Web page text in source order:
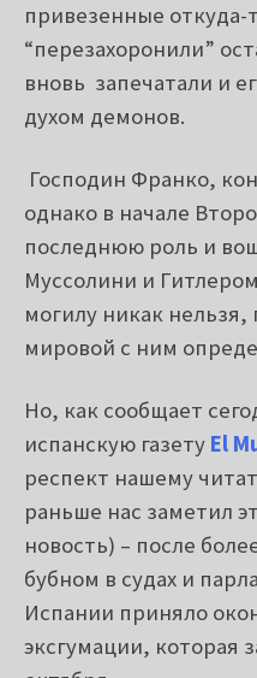
привезенные откуда-
“перезахоронили”
вновь запечатали и
духом демонов.
Господин Франко,
однако в начале
последнюю роль и
Муссолини и
могилу никак нельзя,
мировой с ним
Но, как сообщает
испанскую газету El
респект нашему
раньше нас заметил
новость) – после
бубном в судах и
Испании приняло
эксгумации, которая